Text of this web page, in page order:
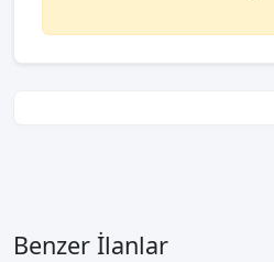
Benzer İlanlar